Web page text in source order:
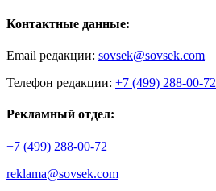
Контактные данные:
Email редакции: sovsek@sovsek.com
Телефон редакции: +7 (499) 288-00-72
Рекламный отдел:
+7 (499) 288-00-72
reklama@sovsek.com